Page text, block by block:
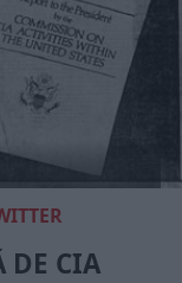
DE CIA